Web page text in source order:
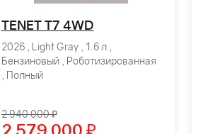
TENET T7 4WD
2026 , Light Gray , 1.6 л ,
Бензиновый , Роботизированная
, Полный
2 940 000 ₽
2 579 000 ₽